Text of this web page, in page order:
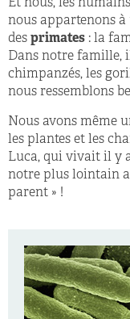
Et nous, les
nous appartenons
des primates : la
Dans notre famille,
chimpanzés, les
nous ressemblons
Nous avons même
les plantes et les
Luca, qui vivait il y a
notre plus lointain
parent » !